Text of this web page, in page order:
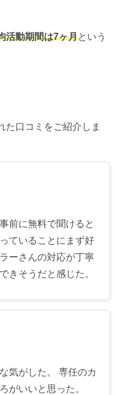
活動期間は7ヶ月という
た口コミをご紹介しま
前に無料で聞けると
ていることにまず好
ーさんの対応が丁寧
きそうだと感じた。
気がした。 専任のカ
がいいと思った。